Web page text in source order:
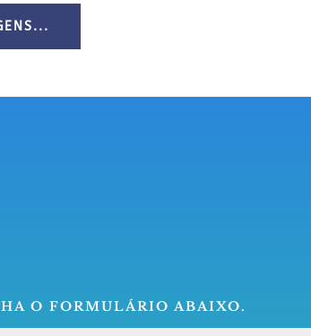
O FORMULÁRIO ABAIXO.